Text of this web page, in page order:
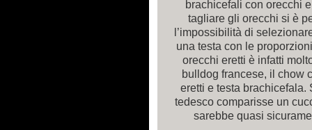
brachicefali con orecchi
tagliare gli orecchi si è
l’impossibilità di
una testa con le
orecchi eretti è infatti
bulldog francese, il chow
eretti e testa
tedesco comparisse un
sarebbe quasi